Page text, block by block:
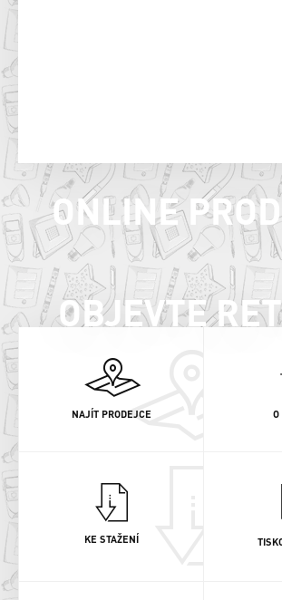
ONLINE
OBJEVTE
NAJÍT PRODEJCE O
KE STAŽENÍ